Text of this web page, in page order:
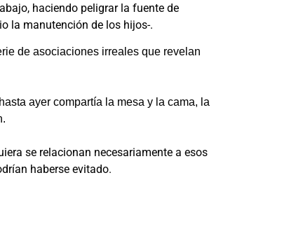
haciendo peligrar la fuente de
la manutención de los hijos-.
de asociaciones irreales que revelan
ayer compartía la mesa y la cama, la
se relacionan necesariamente a esos
haberse evitado.